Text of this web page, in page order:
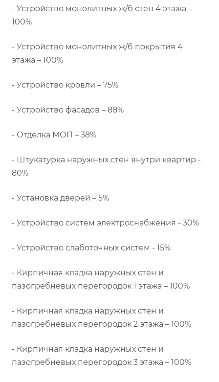
- Устройство монолитных ж/б стен 4 этажа –
100%
- Устройство монолитных ж/б покрытия 4
этажа – 100%
- Устройство кровли – 75%
- Устройство фасадов – 88%
- Отделка МОП – 38%
- Штукатурка наружных стен внутри квартир -
80%
- Установка дверей – 5%
- Устройство систем электроснабжения - 30%
- Устройство слаботочных систем - 15%
- Кирпичная кладка наружных стен и
пазогребневых перегородок 1 этажа – 100%
- Кирпичная кладка наружных стен и
пазогребневых перегородок 2 этажа – 100%
- Кирпичная кладка наружных стен и
пазогребневых перегородок 3 этажа – 100%